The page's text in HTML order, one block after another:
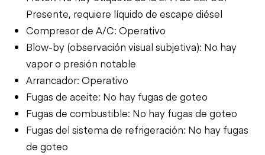
Presente, requiere líquido de escape diésel
Compresor de A/C: Operativo
Blow-by (observación visual subjetiva): No hay
vapor o presión notable
Arrancador: Operativo
Fugas de aceite: No hay fugas de goteo
Fugas de combustible: No hay fugas de goteo
Fugas del sistema de refrigeración: No hay fugas
de goteo